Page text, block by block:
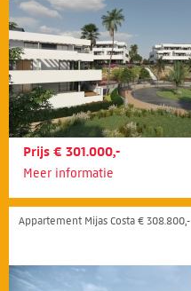
Prijs € 301.000,-
Meer informatie
Appartement Mijas Costa € 308.800,-